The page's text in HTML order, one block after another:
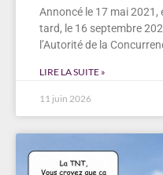
Annoncé le 17 mai
tard, le 16 septembre
l’Autorité de la
LIRE LA SUITE »
11 juin 2026